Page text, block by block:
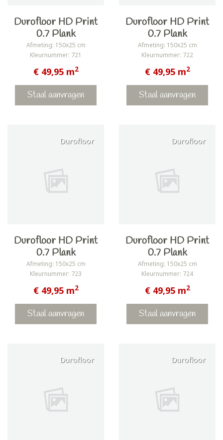
Durofloor HD Print
0.7 Plank
Afmeting: 150x25 cm
Kleurnummer: 721
€ 49,95 m2
Staal aanvragen
Durofloor HD Print
0.7 Plank
Afmeting: 150x25 cm
Kleurnummer: 722
€ 49,95 m2
Staal aanvragen
Durofloor
Durofloor HD Print
0.7 Plank
Afmeting: 150x25 cm
Kleurnummer: 723
€ 49,95 m2
Staal aanvragen
Durofloor
Durofloor HD Print
0.7 Plank
Afmeting: 150x25 cm
Kleurnummer: 724
€ 49,95 m2
Staal aanvragen
Durofloor Durofloor